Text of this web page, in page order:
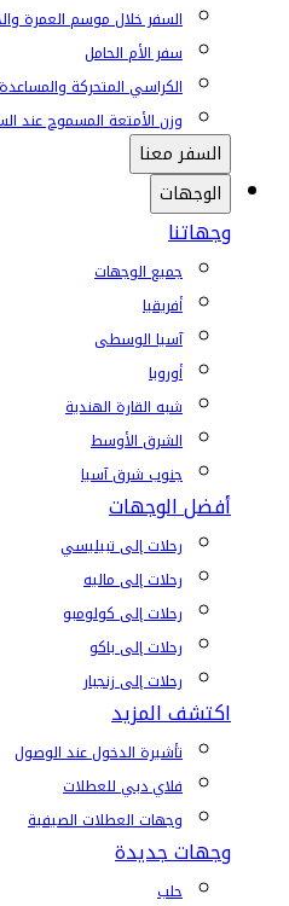
السفر خلال موسم العمرة
سفر الأم الحامل
الكراسي المتحركة
وزن الأمتعة المسموح عند
السفر معنا
الوجهات
وجهاتنا
جميع الوجهات
أفريقيا
آسيا الوسطى
أوروبا
شبه القارة الهندية
الشرق الأوسط
جنوب شرق آسيا
أفضل الوجهات
رحلات إلى تبيليسي
رحلات إلى ماليه
رحلات إلى كولومبو
رحلات إلى باكو
رحلات إلى زنجبار
اكتشف المزيد
تأشيرة الدخول عند الوصول
فلاي دبي للعطلات
وجهات العطلات الصيفية
وجهات جديدة
حلب